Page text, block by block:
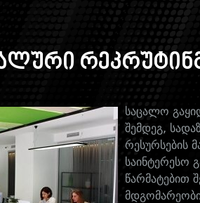
საცალო
შემდეგ,
რესურსების
საინტერესო
წარმატებით